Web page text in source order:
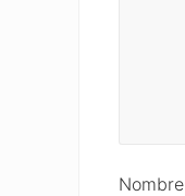
Nombre